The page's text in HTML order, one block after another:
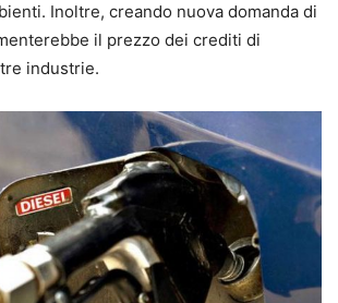
Inoltre, creando nuova domanda di
il prezzo dei crediti di
industrie.